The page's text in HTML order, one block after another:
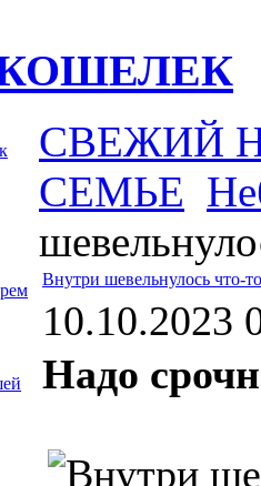
СВЕЖИЙ
СЕМЬЕ
Внутри шевельнулось что-
10.10.2023
Надо